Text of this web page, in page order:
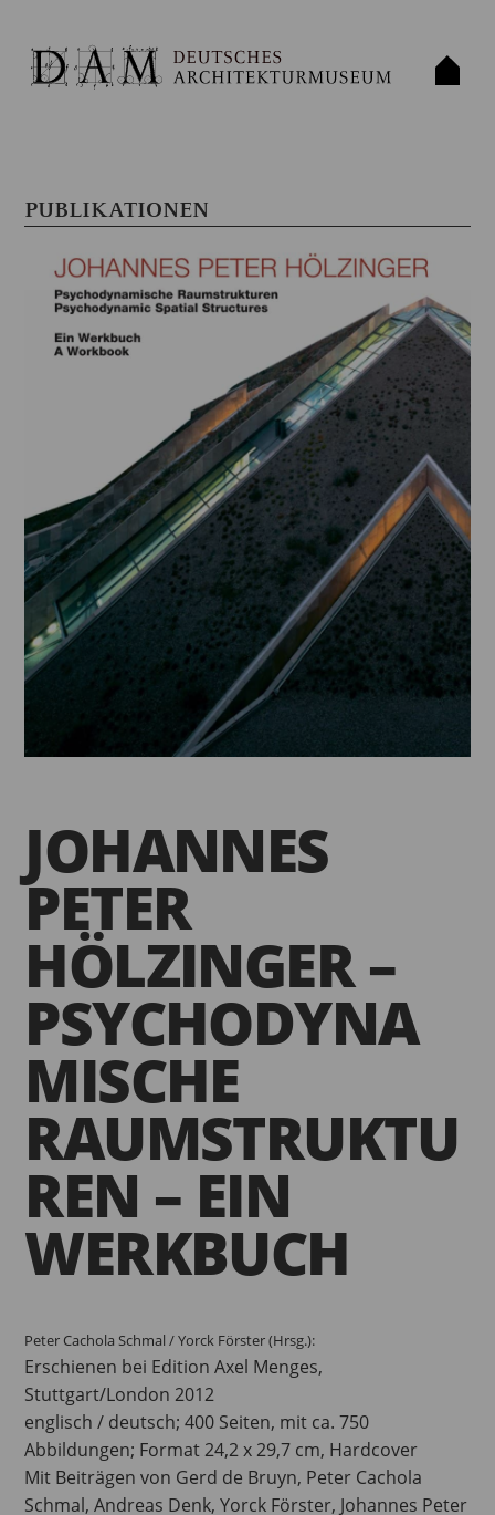
PUBLIKATIONEN
JOHANNES
PETER
HÖLZINGER –
PSYCHODYNA
MISCHE
RAUMSTRUKTU
REN – EIN
WERKBUCH
Peter Cachola Schmal / Yorck Förster (Hrsg.):
Erschienen bei Edition Axel Menges,
Stuttgart/London 2012
englisch / deutsch; 400 Seiten, mit ca. 750
Abbildungen; Format 24,2 x 29,7 cm, Hardcover
Mit Beiträgen von Gerd de Bruyn, Peter Cachola
Schmal, Andreas Denk, Yorck Förster, Johannes Peter